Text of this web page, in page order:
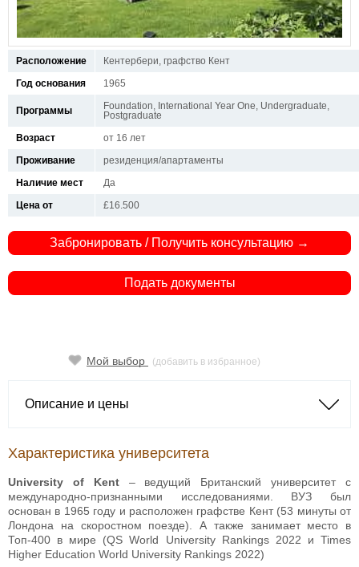
Расположение
Кентербери, графство Кент
Год основания
1965
Программы
Foundation, International Year One, Undergraduate,
Postgraduate
Возраст
от 16 лет
Проживание
резиденция/апартаменты
Наличие мест
Да
Цена от
£16.500
Забронировать / Получить консультацию →
Подать документы
Мой выбор (добавить в избранное)
Описание и цены
Характеристика университета
University of Kent– ведущий Британский университет с
международно-признанными исследованиями. ВУЗ был
основан в 1965 году и расположен графстве Кент (53 минуты от
Лондона на скоростном поезде). А также занимает место в
Топ-400 в мире (QS World University Rankings 2022 и Times
Higher Education World University Rankings 2022)